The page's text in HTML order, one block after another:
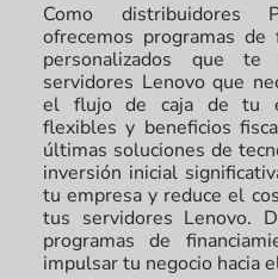
Como distribuidores
ofrecemos programas
personalizados que
servidores Lenovo que
el flujo de caja de tu
flexibles y beneficios
últimas soluciones de
inversión inicial
tu empresa y reduce el
tus servidores Lenovo.
programas de
impulsar tu negocio hacia